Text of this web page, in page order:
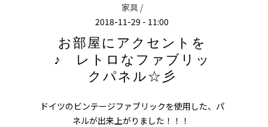
家具 /
2018-11-29 - 11:00
お部屋にアクセントを
♪ レトロなファブリッ
クパネル☆彡
ドイツのビンテージファブリックを使用した、パ
ネルが出来上がりました！！！